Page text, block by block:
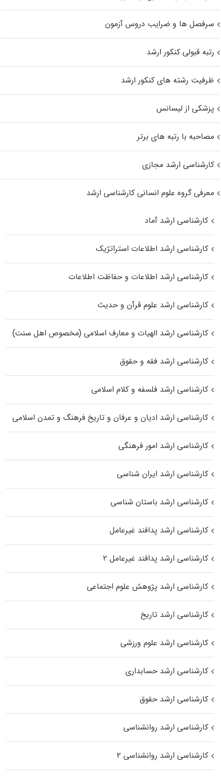
سرفصل ها و ضرایب دروس آزمون
رتبه قبولی کنکور ارشد
ظرفیت رشته های کنکور ارشد
پزشکی از لیسانس
مصاحبه با رتبه های برتر
کارشناسی ارشد مجازی
معرفی گروه علوم انسانی کارشناسی ارشد
کارشناسی ارشد آماد
کارشناسی ارشد اطلاعات استراتژیک
کارشناسی ارشد اطلاعات و حفاظت اطلاعات
کارشناسی ارشد علوم قرآن و حدیث
کارشناسی ارشد الهیات و معارف اسلامی (مخصوص اهل سنت)
کارشناسی ارشد فقه و حقوق
کارشناسی ارشد فلسفه و کلام اسلامی
کارشناسی ارشد ادیان و عرفان و تاریخ فرهنگ و تمدن اسلامی
کارشناسی ارشد امور فرهنگی
کارشناسی ارشد ایران شناسی
کارشناسی ارشد باستان شناسی
کارشناسی ارشد پدافند غیرعامل
کارشناسی ارشد پدافند غیرعامل ۲
کارشناسی ارشد پژوهش علوم اجتماعی
کارشناسی ارشد تاریخ
کارشناسی ارشد علوم ورزشی
کارشناسی ارشد حسابداری
کارشناسی ارشد حقوق
کارشناسی ارشد روانشناسی
کارشناسی ارشد روانشناسی ۲